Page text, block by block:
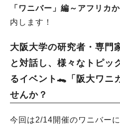
「ワニバー」編～アフリカ
内します！
大阪大学の研究者・専門
と対話し、様々なトピッ
るイベント🐊「阪大ワニ
せんか？
今回は2/14開催のワニバー